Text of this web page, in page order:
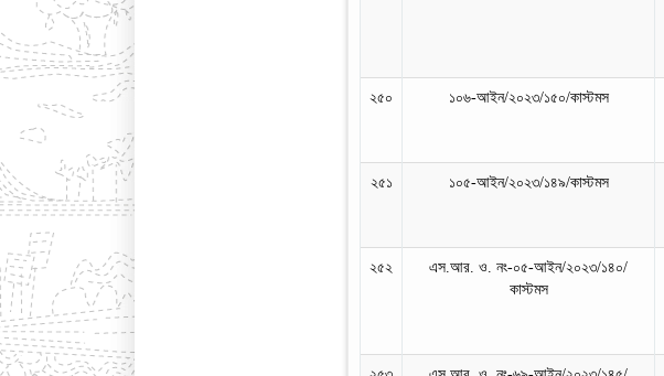
২৫০ ১০৬-আইন/২০২৩/১৫০/কাস্টমস
২৫১ ১০৫-আইন/২০২৩/১৪৯/কাস্টমস
২৫২
এস.আর. ও. নং-০৫-আইন/২০২৩/১৪০/
কাস্টমস